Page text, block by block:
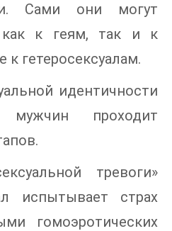
Сами они могут
как к геям, так и к
к гетеросексуалам.
идентичности
мужчин проходит
тревоги»
испытывает страх
гомоэротических